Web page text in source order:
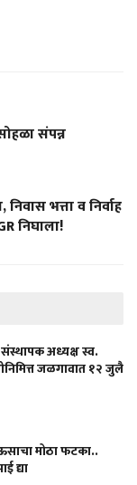
संपन्न
भत्ता व निर्वाह
निघाला!
संस्थापक अध्यक्ष स्व.
जळगावात १२ जुलै
मोठा फटका..
द्या